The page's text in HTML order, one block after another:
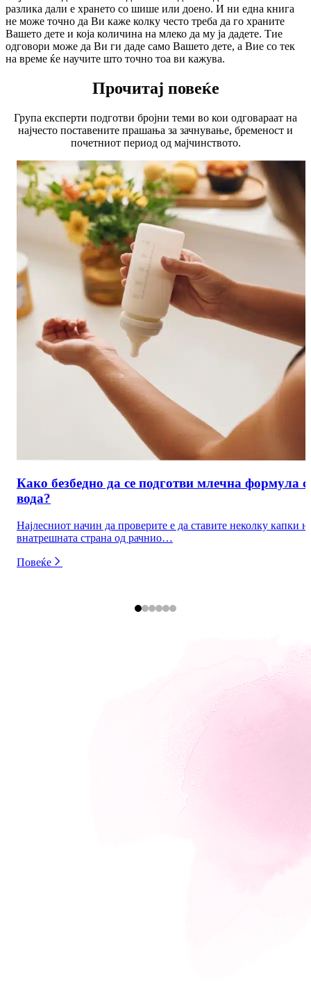
разлика дали е хрането со шише или доено. И ни една книга
не може точно да Ви каже колку често треба да го храните
Вашето дете и која количина на млеко да му ја дадете. Тие
одговори може да Ви ги даде само Вашето дете, а Вие со тек
на време ќе научите што точно тоа ви кажува.
Прочитај повеќе
Група експерти подготви бројни теми во кои одговараат на
најчесто поставените прашања за зачнување, бременост и
почетниот период од мајчинството.
Како безбедно да се подготви млечна формула
вода?
Најлесниот начин да проверите е да ставите неколку капки
внатрешната страна од рачнио…
Повеќе